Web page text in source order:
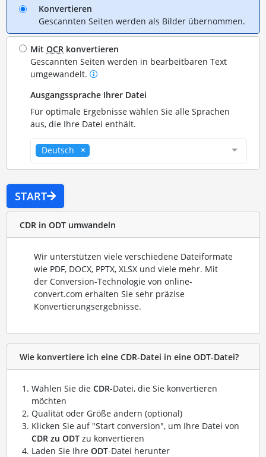
Konvertieren
Gescannten Seiten werden als Bilder übernommen.
MitOCR konvertieren
Gescannten Seiten werden in bearbeitbaren Text
umgewandelt.
Ausgangssprache Ihrer Datei
Für optimale Ergebnisse wählen Sie alle Sprachen
aus, die Ihre Datei enthält.
Deutsch
START
CDR in ODT umwandeln
Wir unterstützen viele verschiedene Dateiformate
wie PDF, DOCX, PPTX, XLSX und viele mehr. Mit
der Conversion-Technologie von online-
convert.com erhalten Sie sehr präzise
Konvertierungsergebnisse.
Wie konvertiere ich eine CDR-Datei in eine ODT-Datei?
Wählen Sie die CDR-Datei, die Sie konvertieren
möchten
Qualität oder Größe ändern (optional)
Klicken Sie auf "Start conversion", um Ihre Datei von
CDR zu ODTzu konvertieren
Laden Sie Ihre ODT-Datei herunter